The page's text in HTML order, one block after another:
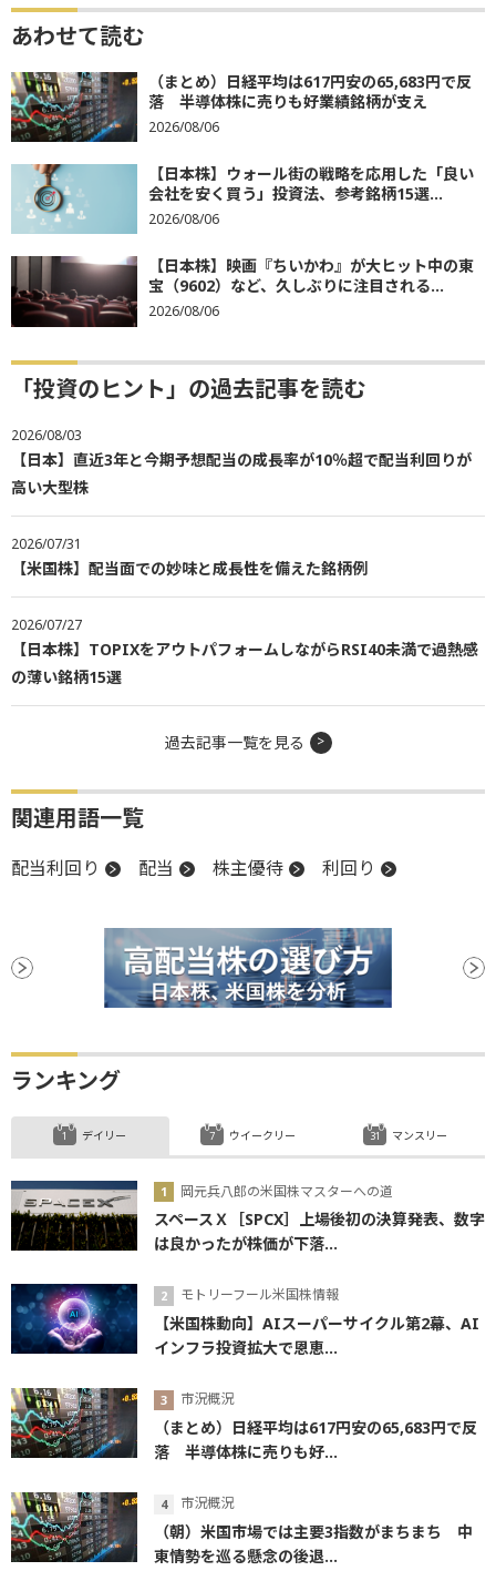
あわせて読む
（まとめ）日経平均は617円安の65,683円で反
落 半導体株に売りも好業績銘柄が支え
2026/08/06
【日本株】ウォール街の戦略を応用した「良い
会社を安く買う」投資法、参考銘柄15選...
2026/08/06
【日本株】映画『ちいかわ』が大ヒット中の東
宝（9602）など、久しぶりに注目される...
2026/08/06
「投資のヒント」の過去記事を読む
2026/08/03
【日本】直近3年と今期予想配当の成長率が10％超で配当利回りが
高い大型株
2026/07/31
【米国株】配当面での妙味と成長性を備えた銘柄例
2026/07/27
【日本株】TOPIXをアウトパフォームしながらRSI40未満で過熱感
の薄い銘柄15選
過去記事一覧を見る
関連用語一覧
配当利回り 配当 株主優待 利回り
ランキング
デイリー
岡元兵八郎の米国株マスターへの道
スペースＸ［SPCX］上場後初の決算発表、数字
は良かったが株価が下落...
モトリーフール米国株情報
【米国株動向】AIスーパーサイクル第2幕、AI
インフラ投資拡大で恩恵...
市況概況
（まとめ）日経平均は617円安の65,683円で反
落 半導体株に売りも好...
市況概況
（朝）米国市場では主要3指数がまちまち 中
東情勢を巡る懸念の後退...
ウイークリー マンスリー